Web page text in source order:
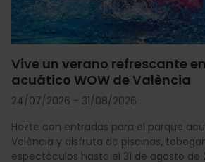
Vive un verano refrescante
acuático WOW de València
24/07/2026 - 31/08/2026
Hazte con entradas para el parque
València y disfruta de piscinas,
espectáculos hasta el 31 de agosto de